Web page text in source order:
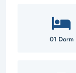
01 Dorm